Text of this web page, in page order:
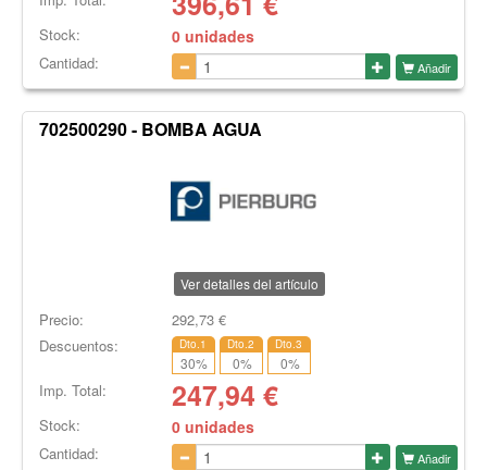
Stock: 0 unidades
Cantidad: Añadir
702500290 - BOMBA AGUA
Ver detalles del artículo
Precio: 292,73€
Descuentos:
Dto.1
30%
Dto.2
0%
Dto.3
0%
Imp. Total: 247,94 €
Stock: 0 unidades
Cantidad: Añadir